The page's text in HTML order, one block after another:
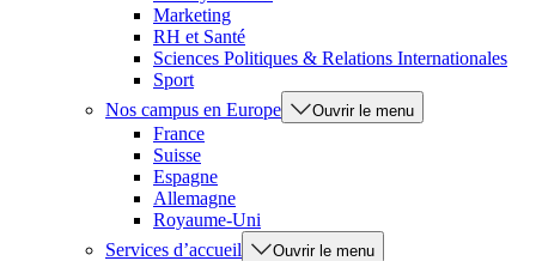
Marketing
RH et Santé
Sciences Politiques & Relations Internationales
Sport
Nos campus en Europe
Ouvrir le menu
France
Suisse
Espagne
Allemagne
Royaume-Uni
Services d’accueil
Ouvrir le menu